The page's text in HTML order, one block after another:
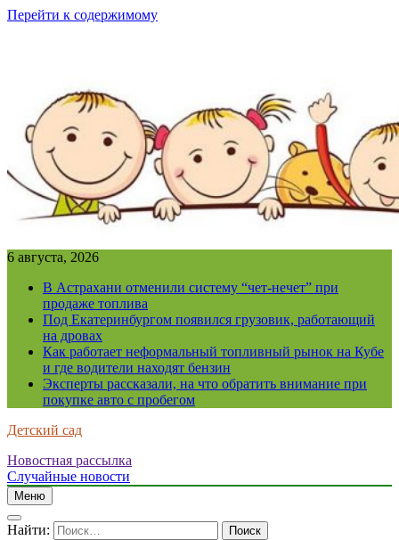
Перейти к содержимому
6 августа, 2026
В Астрахани отменили систему “чет-нечет” при
продаже топлива
Под Екатеринбургом появился грузовик, работающий
на дровах
Как работает неформальный топливный рынок на Кубе
и где водители находят бензин
Эксперты рассказали, на что обратить внимание при
покупке авто с пробегом
Детский сад
Новостная рассылка
Случайные новости
Меню
Найти: